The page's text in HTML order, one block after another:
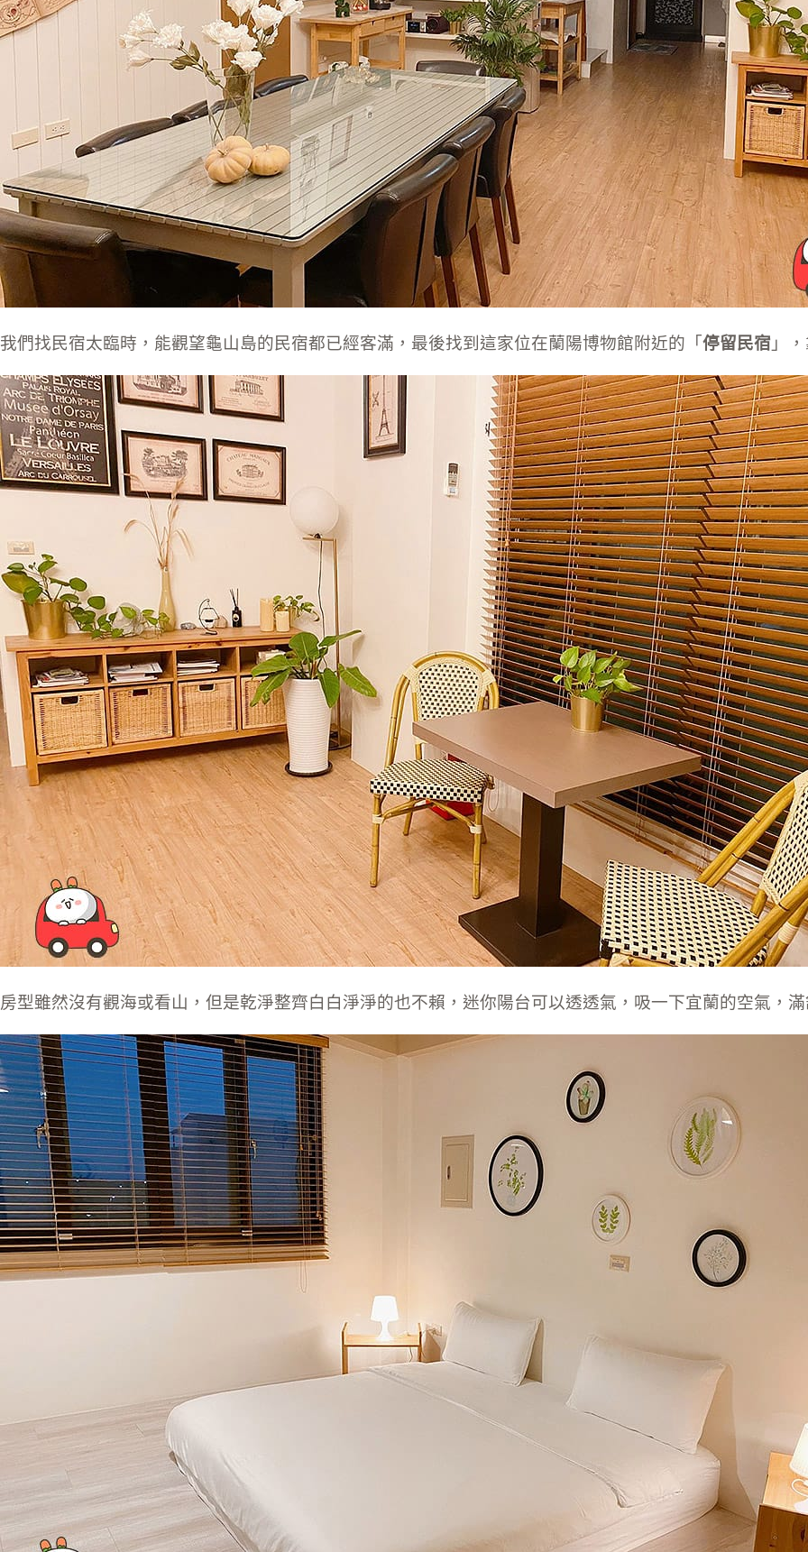
我們找民宿太臨時，能觀望龜山島的民宿都已經客滿，最後找到這家位在蘭陽博物館附近的「停留民宿 」
房型雖然沒有觀海或看山，但是乾淨整齊白白淨淨的也不賴，迷你陽台可以透透氣，吸一下宜蘭的空氣，